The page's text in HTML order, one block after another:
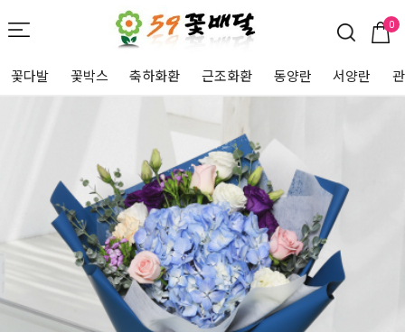
0
꽃다발 꽃박스 축하화환 근조화환 동양란 서양란